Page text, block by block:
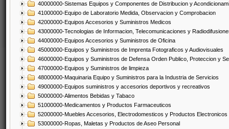
40000000-Sistemas Equipos y Componentes de Distribucion y
41000000-Equipo de Laboratorio Medida, Observacion y Comprobacion
42000000-Equipos Accesorios y Suministros Medicos
43000000-Tecnologias de Informacion, Telecomunicaciones y
44000000-Equipos Accesorios y Suministros de Oficina
45000000-Equipos y Suministros de Imprenta Fotograficos y Audiovisuales
46000000-Equipos y Suministros de Defensa Orden Publico, Proteccion y
47000000-Equipos y Suministros de limpieza
48000000-Maquinaria Equipo y Suministros para la Industria de Servicios
49000000-Equipos suministros y accesorios deportivos y recreativos
50000000-Alimentos Bebidas y Tabaco
51000000-Medicamentos y Productos Farmaceuticos
52000000-Muebles Accesorios, Electrodomesticos y Productos Electronicos
53000000-Ropas, Maletas y Productos de Aseo Personal